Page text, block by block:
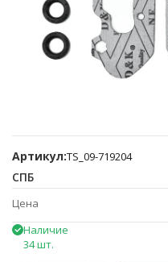
Артикул:TS_09-719204
СПБ
Цена
Наличие
34 шт.